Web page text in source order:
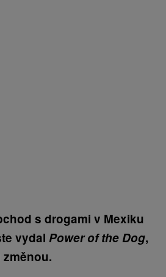
s drogami v Mexiku
vydal Power of the Dog,